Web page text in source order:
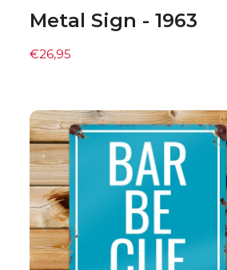
Metal Sign - 1963
€26,95